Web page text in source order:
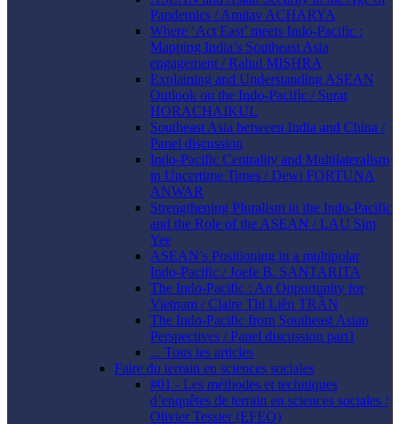
Pandemics / Amitav ACHARYA
Where ‘Act East’ meets Indo-Pacific :
Mapping India’s Southeast Asia
engagement / Rahul MISHRA
Explaining and Understanding ASEAN
Outlook on the Indo-Pacific / Surat
HORACHAIKUL
Southeast Asia between India and China /
Panel discussion
Indo-Pacific Centrality and Multilateralism
in Uncertime Times / Dewi FORTUNA
ANWAR
Strengthening Pluralism in the Indo-Pacific
and the Role of the ASEAN / LAU Sim
Yee
ASEAN’s Positioning in a multipolar
Indo-Pacific / Joefe B. SANTARITA
The Indo-Pacific : An Opportunity for
Vietnam / Claire Thị Liên TRẦN
The Indo-Pacific from Southeast Asian
Perspectives / Panel discussion part1
... Tous les articles
Faire du terrain en sciences sociales
#01 - Les méthodes et techniques
d’enquêtes de terrain en sciences sociales /
Olivier Tessier (EFEO)